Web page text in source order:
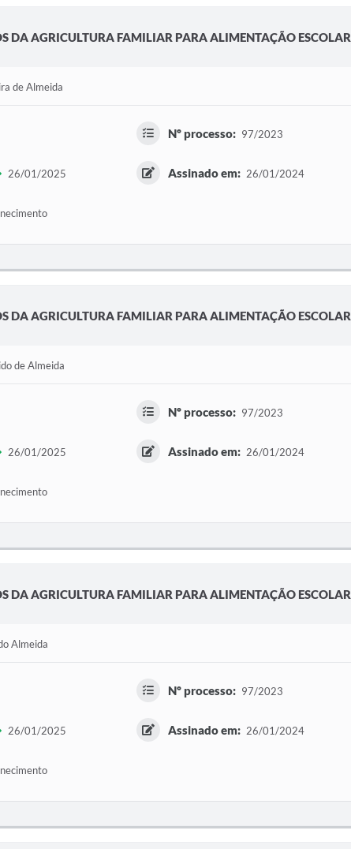
DA AGRICULTURA FAMILIAR PARA ALIMENTAÇÃO ESCOLAR
de Almeida
Nº processo: 97/2023
26/01/2025 Assinado em: 26/01/2024
DA AGRICULTURA FAMILIAR PARA ALIMENTAÇÃO ESCOLAR
de Almeida
Nº processo: 97/2023
26/01/2025 Assinado em: 26/01/2024
DA AGRICULTURA FAMILIAR PARA ALIMENTAÇÃO ESCOLAR
Almeida
Nº processo: 97/2023
26/01/2025 Assinado em: 26/01/2024